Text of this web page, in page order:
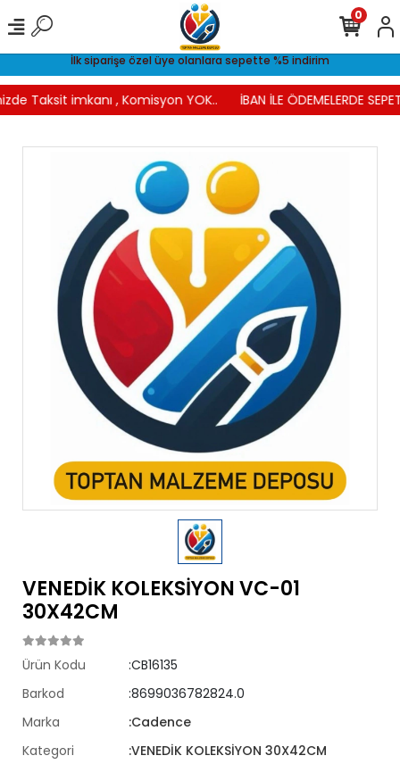
İlk siparişe özel üye olanlara sepette %5 indirim
Taksit imkanı , Komisyon YOK.. İBAN İLE ÖDEMELERDE
0
VENEDİK KOLEKSİYON VC-01
30X42CM
Ürün Kodu
:CB16135
Barkod
:8699036782824.0
Marka
:Cadence
Kategori
:VENEDİK KOLEKSİYON 30X42CM